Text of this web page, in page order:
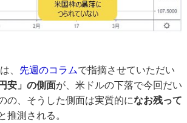
、 先週のコラムで指摘させていただい
安」の側面が、米ドルの下落で今回だい
の、そうした側面は実質的になお残って
推測される。